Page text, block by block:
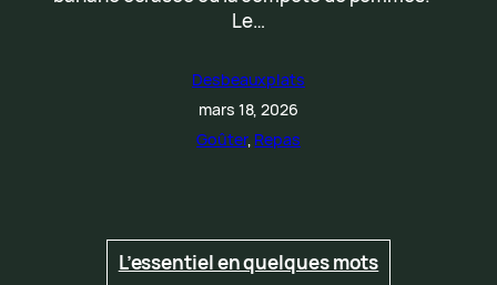
Le…
Desbeauxplats
mars 18, 2026
Goûter, Repas
L’essentiel en quelques mots